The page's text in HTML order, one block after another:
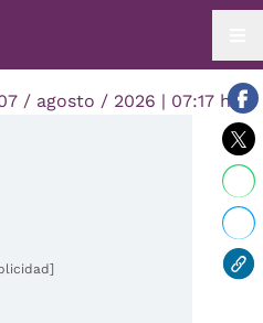
/ agosto / 2026 | 07:17 hrs.